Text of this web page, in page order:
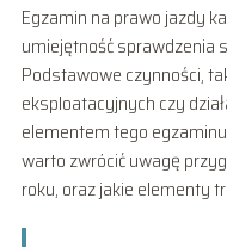
Egzamin na prawo jazdy
umiejętność sprawdzenia
Podstawowe czynności,
eksploatacyjnych czy
elementem tego
warto zwrócić uwagę
roku, oraz jakie elementy